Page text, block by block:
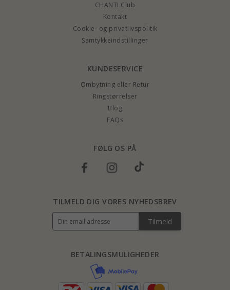
CHANTI Club
Kontakt
Cookie- og privatlivspolitik
Samtykkeindstillinger
KUNDESERVICE
Ombytning eller Retur
Ringstørrelser
Blog
FAQs
FØLG OS PÅ
BETALINGSMULIGHEDER
TILMELD DIG VORES NYHEDSBREV
Tilmeld